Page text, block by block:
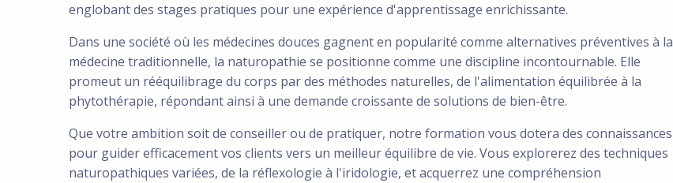
englobant des stages pratiques pour une expérience d'apprentissage enrichissante.
Dans une société où les médecines douces gagnent en popularité comme alternatives préventives à la
médecine traditionnelle, la naturopathie se positionne comme une discipline incontournable. Elle
promeut un rééquilibrage du corps par des méthodes naturelles, de l'alimentation équilibrée à la
phytothérapie, répondant ainsi à une demande croissante de solutions de bien-être.
Que votre ambition soit de conseiller ou de pratiquer, notre formation vous dotera des connaissances
pour guider efficacement vos clients vers un meilleur équilibre de vie. Vous explorerez des techniques
naturopathiques variées, de la réflexologie à l'iridologie, et acquerrez une compréhension